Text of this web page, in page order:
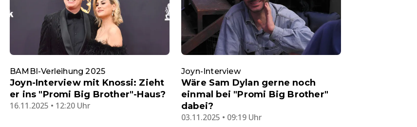
BAMBI-Verleihung 2025
Joyn-Interview mit Knossi: Zieht
er ins "Promi Big Brother"-Haus?
16.11.2025 • 12:20 Uhr
Joyn-Interview
Wäre Sam Dylan gerne noch
einmal bei "Promi Big Brother"
dabei?
03.11.2025 • 09:19 Uhr